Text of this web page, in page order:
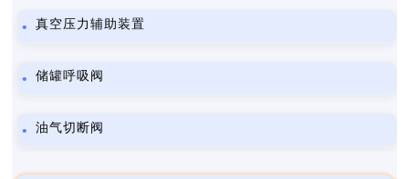
真空压力辅助装置
储罐呼吸阀
油气切断阀